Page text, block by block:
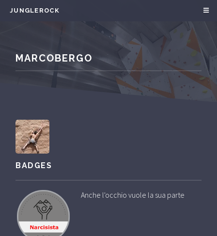
JUNGLEROCK
MARCOBERGO
BADGES
Anche l'occhio vuole la sua parte